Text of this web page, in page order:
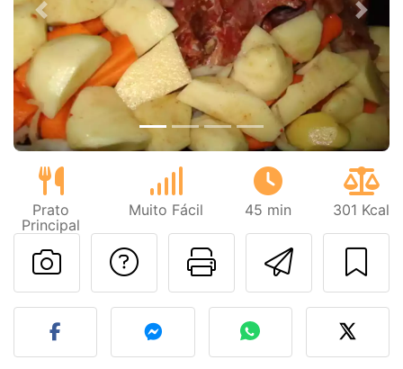
Anterior Next
Prato
Principal
Muito Fácil 45 min 301 Kcal
Imprima
Falar com o autor
Fez esta receita?